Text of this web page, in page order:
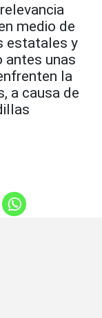
medio de
estatales y
antes unas
la
a causa de